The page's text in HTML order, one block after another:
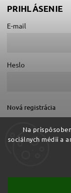
Na
sociálnych médií a
PRIHLÁSENIE
E-mail
Heslo
Nová registrácia
Zabudnuté heslo